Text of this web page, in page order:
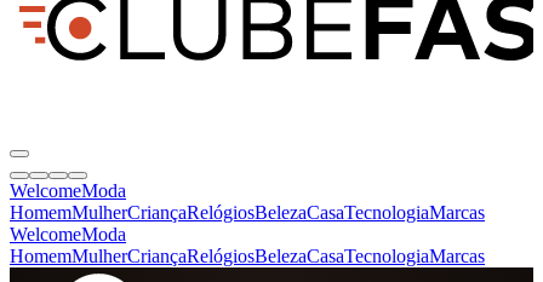
WelcomeModa
HomemMulherCriançaRelógiosBelezaCasaTecnologiaMarcas
WelcomeModa
HomemMulherCriançaRelógiosBelezaCasaTecnologiaMarcas